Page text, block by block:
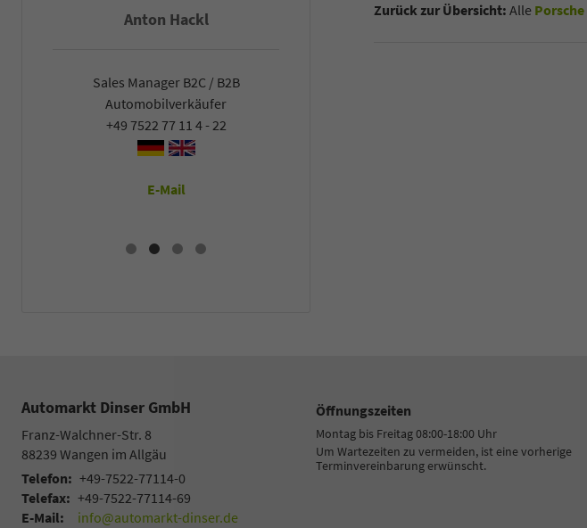
Zurück zur Übersicht: Alle
Anton Hackl
Sales Manager B2C / B2B
Automobilverkäufer
+49 7522 77 11 4 - 22
E-Mail
Falco Heck
Automarkt Dinser GmbH
Franz-Walchner-Str. 8
88239 Wangen im Allgäu
Telefon: +49-7522-77114-0
Telefax: +49-7522-77114-69
E-Mail:
info@automarkt-dinser.de
Öffnungszeiten
Montag bis Freitag 08:00-18:00 Uhr
Um Wartezeiten zu vermeiden, ist eine vorherige
Terminvereinbarung erwünscht.